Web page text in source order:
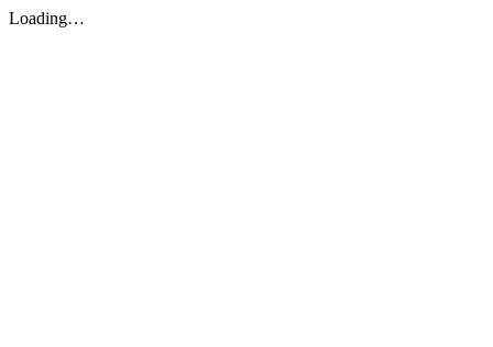
Loading…